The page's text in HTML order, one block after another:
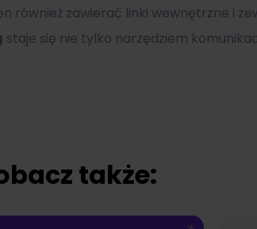
zawierać linki wewnętrzne i
staje się nie tylko narzędziem
także: